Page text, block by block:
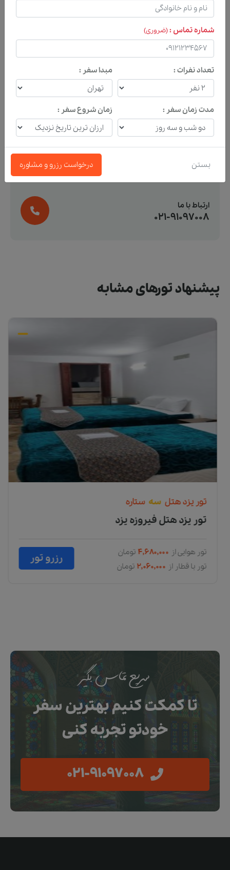
لطفا تماس بگیر
اگر نیاز به راهنمایی مشاوران حرفه ای ما داری؟
تیم فروش و پشتیبانی تورنگار منتظر شنیدن صدای
شما هستند. هر ساعتی از شبانه روز که فکر کردی نیاز
به راهنمایی و کمک ما داری همونجا تلفن بردار و تماس
بگیر.
ارتباط با ما
021-91097008
پیشنهاد تورهای مشابه
تور یزدهتل سه ستاره
تور یزد هتل فیروزه یزد
رزرو تور تور هوایی از ۴,۶۸۰,۰۰۰ تومان
تور با قطار از ۲,۰۶۰,۰۰۰ تومان
شماره تماس :(ضروری)
تعداد نفرات : مبدا سفر :
مدت زمان سفر : زمان شروع سفر :
بستن درخواست رزرو و مشاوره
سریع تماس بگیر
تا کمکت کنیم بهترین سفر
خودتو تجربه کنی
021-91097008